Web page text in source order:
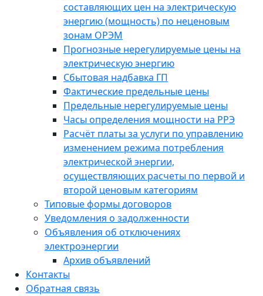
составляющих цен на электрическую
энергию (мощность) по неценовым
зонам ОРЭМ
Прогнозные нерегулируемые цены на
электрическую энергию
Сбытовая надбавка ГП
Фактические предельные цены
Предельные нерегулируемые цены
Часы определения мощности на РРЭ
Расчёт платы за услуги по управлению
изменением режима потребления
электрической энергии,
осуществляющих расчеты по первой и
второй ценовым категориям
Типовые формы договоров
Уведомления о задолженности
Объявления об отключениях
электроэнергии
Архив объявлений
Контакты
Обратная связь